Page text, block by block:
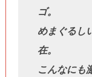
ゴ。
めまぐるし
在。
こんなにも